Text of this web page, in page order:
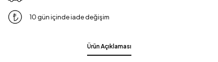
10 gün içinde iade değişim
Ürün Açıklaması